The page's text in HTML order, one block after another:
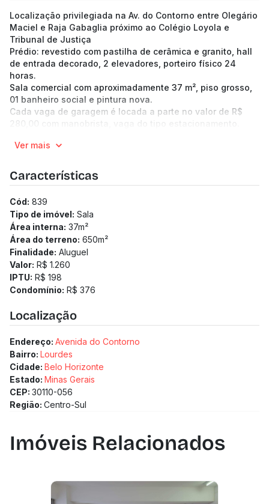
Localização privilegiada na Av. do Contorno entre Olegário
Maciel e Raja Gabaglia próximo ao Colégio Loyola e
Tribunal de Justiça
Prédio: revestido com pastilha de cerâmica e granito, hall
de entrada decorado, 2 elevadores, porteiro físico 24
horas.
Sala comercial com aproximadamente 37 m², piso grosso,
01 banheiro social e pintura nova.
Cada vaga de garagem é locada a parte no valor de R$
280,00 com manobrista, vaga do tipo estacionamento.
Ver mais
Características
Cód: 839
Tipo de imóvel: Sala
Área interna: 37m²
Área do terreno: 650m²
Finalidade: Aluguel
Valor: R$ 1.260
IPTU: R$ 198
Condomínio: R$ 376
Localização
Endereço: Avenida do Contorno
Bairro: Lourdes
Cidade: Belo Horizonte
Estado: Minas Gerais
CEP: 30110-056
Região: Centro-Sul
Imóveis Relacionados